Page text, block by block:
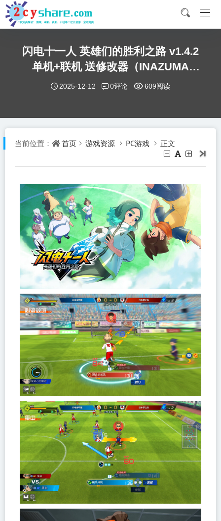
闪电十一人 英雄们的胜利之路 v1.4.2
单机+联机 送修改器（INAZUMA
ELEVEN Victory Roa） 中文版网盘下
2025-12-12 0评论 609阅读
当前位置： 首页 游戏资源 PC游戏 正文